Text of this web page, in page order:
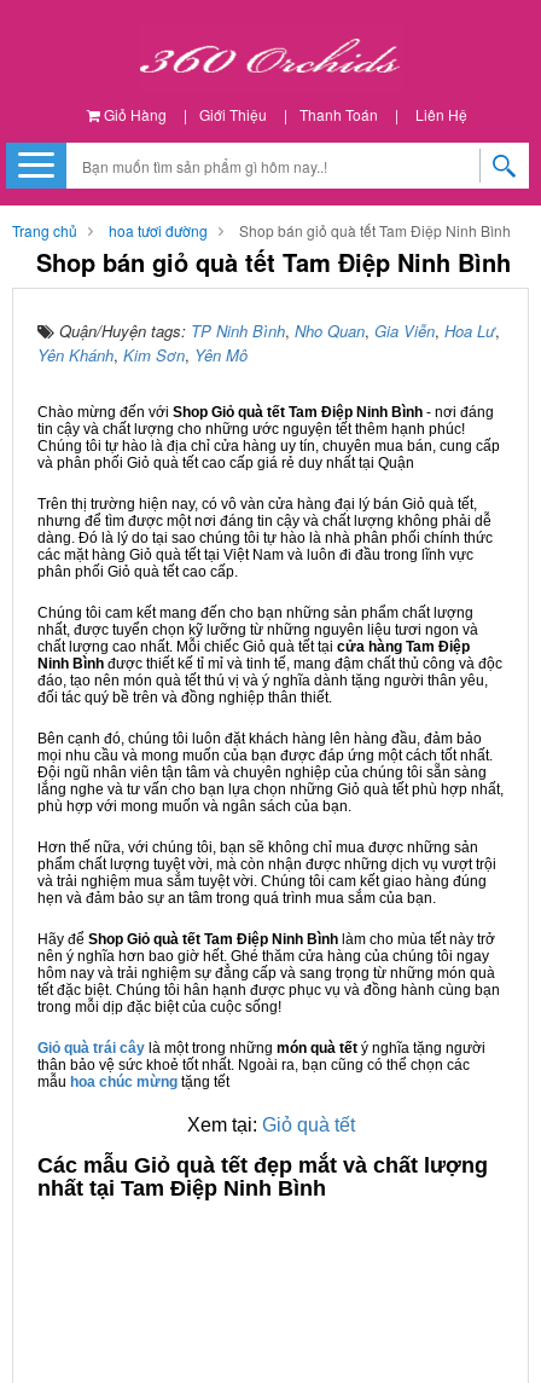
Giỏ Hàng | Giới Thiệu | Thanh Toán | Liên Hệ
Trang chủ hoa tươi đường Shop bán giỏ quà tết Tam Điệp Ninh Bình
Shop bán giỏ quà tết Tam Điệp Ninh Bình
Quận/Huyện tags: TP Ninh Bình, Nho Quan, Gia Viễn, Hoa Lư,
Yên Khánh, Kim Sơn, Yên Mô
Chào mừng đến với Shop Giỏ quà tết Tam Điệp Ninh Bình - nơi đáng
tin cậy và chất lượng cho những ước nguyện tết thêm hạnh phúc!
Chúng tôi tự hào là địa chỉ cửa hàng uy tín, chuyên mua bán, cung cấp
và phân phối Giỏ quà tết cao cấp giá rẻ duy nhất tại Quận
Trên thị trường hiện nay, có vô vàn cửa hàng đại lý bán Giỏ quà tết,
nhưng để tìm được một nơi đáng tin cậy và chất lượng không phải dễ
dàng. Đó là lý do tại sao chúng tôi tự hào là nhà phân phối chính thức
các mặt hàng Giỏ quà tết tại Việt Nam và luôn đi đầu trong lĩnh vực
phân phối Giỏ quà tết cao cấp.
Chúng tôi cam kết mang đến cho bạn những sản phẩm chất lượng
nhất, được tuyển chọn kỹ lưỡng từ những nguyên liệu tươi ngon và
chất lượng cao nhất. Mỗi chiếc Giỏ quà tết tại cửa hàng Tam Điệp
Ninh Bình được thiết kế tỉ mỉ và tinh tế, mang đậm chất thủ công và độc
đáo, tạo nên món quà tết thú vị và ý nghĩa dành tặng người thân yêu,
đối tác quý bề trên và đồng nghiệp thân thiết.
Bên cạnh đó, chúng tôi luôn đặt khách hàng lên hàng đầu, đảm bảo
mọi nhu cầu và mong muốn của bạn được đáp ứng một cách tốt nhất.
Đội ngũ nhân viên tận tâm và chuyên nghiệp của chúng tôi sẵn sàng
lắng nghe và tư vấn cho bạn lựa chọn những Giỏ quà tết phù hợp nhất,
phù hợp với mong muốn và ngân sách của bạn.
Hơn thế nữa, với chúng tôi, bạn sẽ không chỉ mua được những sản
phẩm chất lượng tuyệt vời, mà còn nhận được những dịch vụ vượt trội
và trải nghiệm mua sắm tuyệt vời. Chúng tôi cam kết giao hàng đúng
hẹn và đảm bảo sự an tâm trong quá trình mua sắm của bạn.
Hãy để Shop Giỏ quà tết Tam Điệp Ninh Bình làm cho mùa tết này trở
nên ý nghĩa hơn bao giờ hết. Ghé thăm cửa hàng của chúng tôi ngay
hôm nay và trải nghiệm sự đẳng cấp và sang trọng từ những món quà
tết đặc biệt. Chúng tôi hân hạnh được phục vụ và đồng hành cùng bạn
trong mỗi dịp đặc biệt của cuộc sống!
Giỏ quà trái cây là một trong những món quà tết ý nghĩa tặng người
thân bảo vệ sức khoẻ tốt nhất. Ngoài ra, bạn cũng có thể chọn các
mẫu hoa chúc mừng tặng tết
Xem tại: Giỏ quà tết
Các mẫu Giỏ quà tết đẹp mắt và chất lượng
nhất tại Tam Điệp Ninh Bình